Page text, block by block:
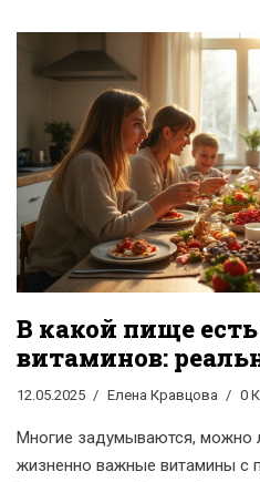
В какой пище есть
витаминов:
12.05.2025 Елена Кравцова 0
Многие задумываются, можно
жизненно важные витамины